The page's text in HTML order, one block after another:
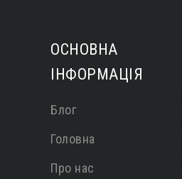
ОСНОВНА
ІНФОРМАЦІЯ
Блог
Головна
Про нас